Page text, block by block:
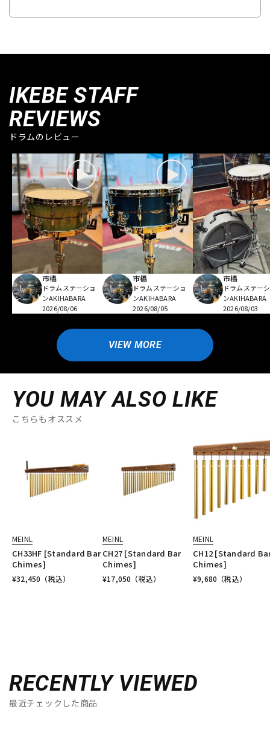
IKEBE STAFF
REVIEWS
ドラムのレビュー
市橋
ドラムステーショ
ンAKIHABARA
2026/08/06
市橋
ドラムステーショ
ンAKIHABARA
2026/08/05
市橋
ドラムステー
ンAKIHABARA
2026/08/03
VIEW MORE
YOU MAY ALSO LIKE
こちらもオススメ
MEINL
CH33HF [Standard Bar
Chimes]
¥32,450 （税込）
MEINL
CH27 [Standard Bar
Chimes]
¥17,050 （税込）
MEINL
CH12 [Standard
Chimes]
¥9,680 （税込）
RECENTLY VIEWED
最近チェックした商品